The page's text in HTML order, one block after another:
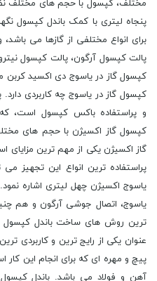
مختلف، کپسول با حجم های مختلف
پنجاه لیتری با کمک باندل کپسول
برای انواع مختلفی از گازها می
پالت کپسول آرگون، پالت کپسول
کپسول گاز در یاسوج دی اکسید
کپسول گاز در یاسوج چه کاربردی
و پراستفاده باکس کپسول است، که
کپسول گاز اکسیژن با حجم های
گاز اکسیژن یکی از مهم ترین مزایای
پراستفاده ترین انواع این تجهیز
یاسوج اکسیژن چهل لیتری اشاره
یاسوج، اتصال جوشی آرگون و هم
ترین روش های ساخت باندل کپسول
عنوان یکی از رایج ترین و کاربردی
پیچ و مهره ای که برای انجام این
آهن و فولاد می باشد. باندل